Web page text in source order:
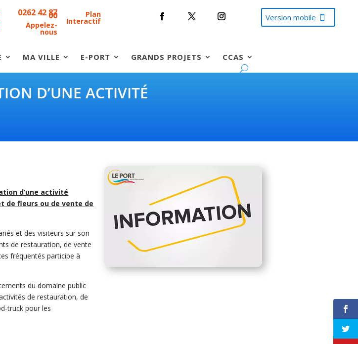
0262 42 87
00
Appelez-
nous
Plan
Interactif Version mobile
MA VILLE E-PORT GRANDS PROJETS CCAS
D’UNE ACTIVITÉ
d’une activité
de fleurs ou de vente de
et des visiteurs sur son
de restauration, de vente
fréquentés participe à
du domaine public
de restauration, de
truck pour les